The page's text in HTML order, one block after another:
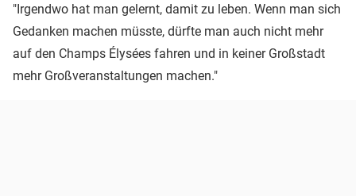
"Irgendwo hat man gelernt, damit zu leben. Wenn man sich
Gedanken machen müsste, dürfte man auch nicht mehr
auf den Champs Élysées fahren und in keiner Großstadt
mehr Großveranstaltungen machen."